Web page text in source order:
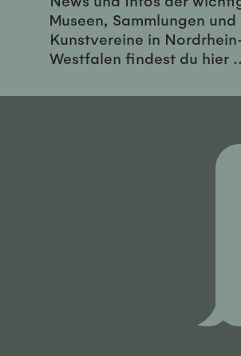
Museen, Sammlungen und
Kunstvereine in
Westfalen findest du hier